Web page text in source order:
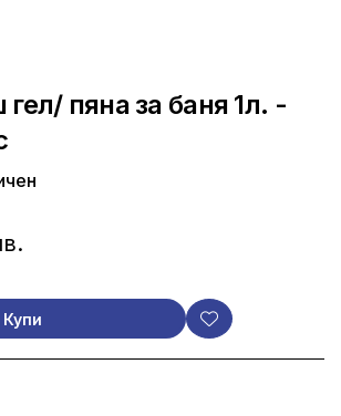
пяна за баня 1л. -
Купи